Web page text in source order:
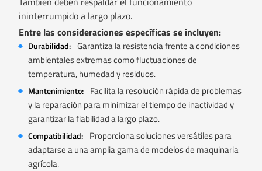
ininterrumpido a largo plazo.
Entre las consideraciones específicas se incluyen:
Durabilidad: Garantiza la resistencia frente a condiciones
ambientales extremas como fluctuaciones de
temperatura, humedad y residuos.
Mantenimiento: Facilita la resolución rápida de problemas
y la reparación para minimizar el tiempo de inactividad y
garantizar la fiabilidad a largo plazo.
Compatibilidad: Proporciona soluciones versátiles para
adaptarse a una amplia gama de modelos de maquinaria
agrícola.